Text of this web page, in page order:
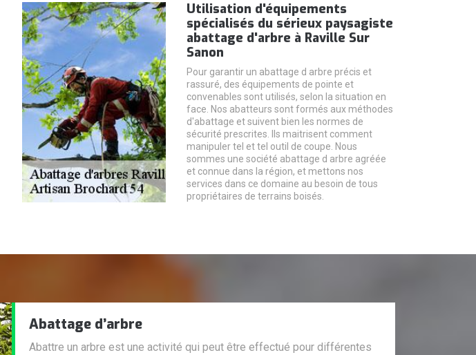
Utilisation d'équipements
spécialisés du sérieux paysagiste
abattage d'arbre à Raville Sur
Sanon
Pour garantir un abattage d arbre précis et
rassuré, des équipements de pointe et
convenables sont utilisés, selon la situation en
face. Nos abatteurs sont formés aux méthodes
d'abattage et suivent bien les normes de
sécurité prescrites. Ils maitrisent comment
manipuler tel et tel outil de coupe. Nous
sommes une société abattage d arbre agréée
et connue dans la région, et mettons nos
services dans ce domaine au besoin de tous
propriétaires de terrains boisés.
Abattage d’arbre
Abattre un arbre est une activité qui peut être effectué pour différentes